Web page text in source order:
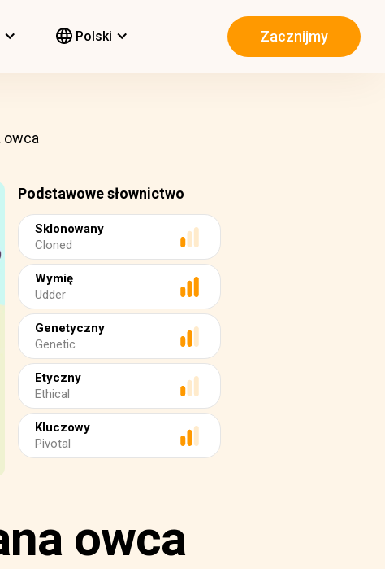
Polski Zacznijmy
owca
Podstawowe słownictwo
Sklonowany
Cloned
Wymię
Udder
Genetyczny
Genetic
Etyczny
Ethical
Kluczowy
Pivotal
owca